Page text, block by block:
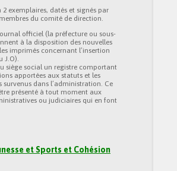
2 exemplaires, datés et signés par
du comité de direction.
officiel (la préfecture ou sous-
à la disposition des nouvelles
imprimés concernant l’insertion
J.O).
siège social un registre comportant
apportées aux statuts et les
survenus dans l’administration. Ce
présenté à tout moment aux
ou judiciaires qui en font
et Sports et Cohésion